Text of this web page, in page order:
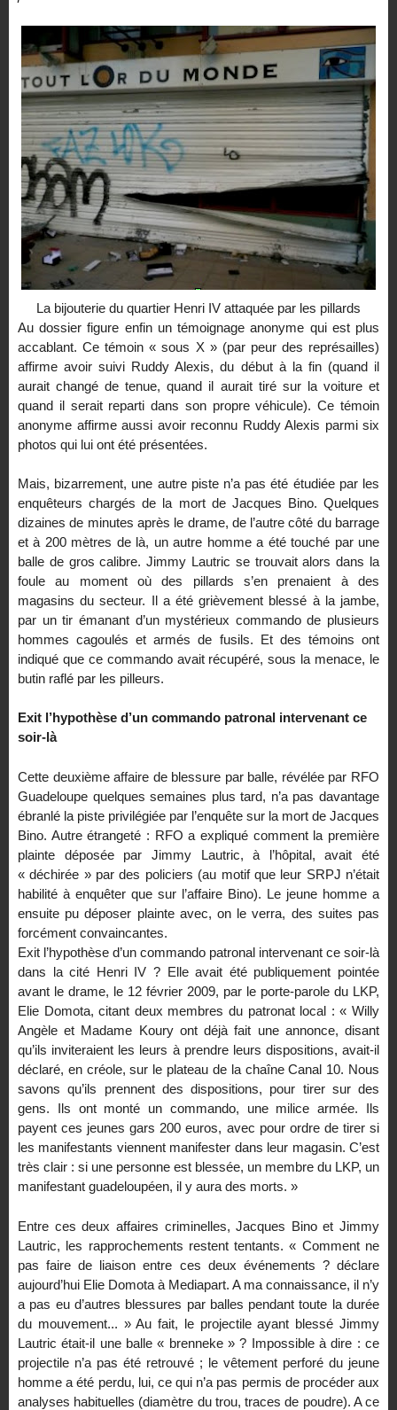
La bijouterie du quartier Henri IV attaquée par les pillards
Au dossier figure enfin un témoignage anonyme qui est plus
accablant. Ce témoin « sous X » (par peur des représailles)
affirme avoir suivi Ruddy Alexis, du début à la fin (quand il
aurait changé de tenue, quand il aurait tiré sur la voiture et
quand il serait reparti dans son propre véhicule). Ce témoin
anonyme affirme aussi avoir reconnu Ruddy Alexis parmi six
photos qui lui ont été présentées.
Mais, bizarrement, une autre piste n’a pas été étudiée par les
enquêteurs chargés de la mort de Jacques Bino. Quelques
dizaines de minutes après le drame, de l’autre côté du barrage
et à 200 mètres de là, un autre homme a été touché par une
balle de gros calibre. Jimmy Lautric se trouvait alors dans la
foule au moment où des pillards s’en prenaient à des
magasins du secteur. Il a été grièvement blessé à la jambe,
par un tir émanant d’un mystérieux commando de plusieurs
hommes cagoulés et armés de fusils. Et des témoins ont
indiqué que ce commando avait récupéré, sous la menace, le
butin raflé par les pilleurs.
Exit l’hypothèse d’un commando patronal intervenant ce
soir-là
Cette deuxième affaire de blessure par balle, révélée par RFO
Guadeloupe quelques semaines plus tard, n’a pas davantage
ébranlé la piste privilégiée par l’enquête sur la mort de Jacques
Bino. Autre étrangeté : RFO a expliqué comment la première
plainte déposée par Jimmy Lautric, à l’hôpital, avait été
« déchirée » par des policiers (au motif que leur SRPJ n’était
habilité à enquêter que sur l’affaire Bino). Le jeune homme a
ensuite pu déposer plainte avec, on le verra, des suites pas
forcément convaincantes.
Exit l’hypothèse d’un commando patronal intervenant ce soir-là
dans la cité Henri IV ? Elle avait été publiquement pointée
avant le drame, le 12 février 2009, par le porte-parole du LKP,
Elie Domota, citant deux membres du patronat local : « Willy
Angèle et Madame Koury ont déjà fait une annonce, disant
qu’ils inviteraient les leurs à prendre leurs dispositions, avait-il
déclaré, en créole, sur le plateau de la chaîne Canal 10. Nous
savons qu’ils prennent des dispositions, pour tirer sur des
gens. Ils ont monté un commando, une milice armée. Ils
payent ces jeunes gars 200 euros, avec pour ordre de tirer si
les manifestants viennent manifester dans leur magasin. C’est
très clair : si une personne est blessée, un membre du LKP, un
manifestant guadeloupéen, il y aura des morts. »
Entre ces deux affaires criminelles, Jacques Bino et Jimmy
Lautric, les rapprochements restent tentants. « Comment ne
pas faire de liaison entre ces deux événements ? déclare
aujourd’hui Elie Domota à Mediapart. A ma connaissance, il n’y
a pas eu d’autres blessures par balles pendant toute la durée
du mouvement... » Au fait, le projectile ayant blessé Jimmy
Lautric était-il une balle « brenneke » ? Impossible à dire : ce
projectile n’a pas été retrouvé ; le vêtement perforé du jeune
homme a été perdu, lui, ce qui n’a pas permis de procéder aux
analyses habituelles (diamètre du trou, traces de poudre). A ce